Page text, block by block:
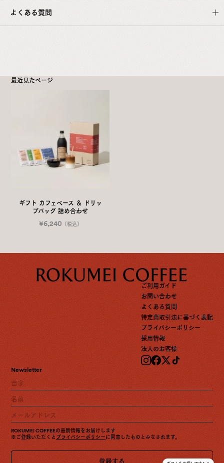
よくある質問
最近見たページ
ギフト カフェベース ＆ ドリッ
プバッグ 詰め合わせ
¥6,240 （税込）
ご利用ガイド
お問い合わせ
よくある質問
特定商取引法に基づく表記
プライバシーポリシー
採用情報
法人のお客様
Newsletter
ROKUMEI COFFEEの最新情報をお届けします
※ご登録いただくと プライバシーポリシーに同意したものとみなされます。
登録する